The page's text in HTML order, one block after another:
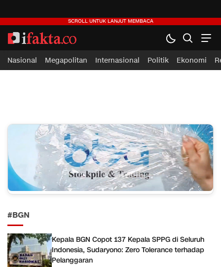
ifakta.co
#pastibenar
Nasional Megapolitan Internasional Politik Ekonomi
#BGN
Kepala BGN Copot 137 Kepala SPPG di Seluruh
Indonesia, Sudaryono: Zero Tolerance terhadap
Pelanggaran